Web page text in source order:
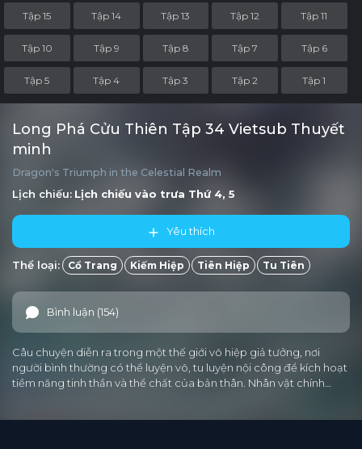
Tập 15 Tập 14 Tập 13 Tập 12 Tập 11
Tập 10 Tập 9 Tập 8 Tập 7 Tập 6
Tập 5 Tập 4 Tập 3 Tập 2 Tập 1
Long Phá Cửu Thiên Tập 34 Vietsub Thuyết
minh
Dragon's Triumph in the Celestial Realm
Lịch chiếu: Lịch chiếu vào trưa Thứ 4, 5
Yêu thích
Thể loại: Cổ Trang Kiếm Hiệp Tiên Hiệp Tu Tiên
Bình luận (154)
Câu chuyện diễn ra trong một thế giới võ hiệp giả tưởng, nơi
người bình thường có thể luyện võ, tu luyện nội công để kích hoạt
tiềm năng tinh thần và thể chất của bản thân. Nhân vật chính…